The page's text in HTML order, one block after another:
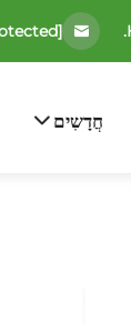
[email protected]
חֲדָשִים